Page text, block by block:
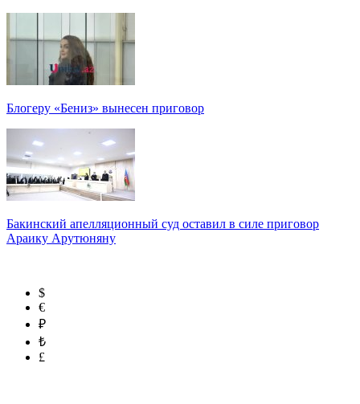
Блогеру «Бениз» вынесен приговор
Бакинский апелляционный суд оставил в силе приговор
Араику Арутюняну
$
€
₽
₺
£